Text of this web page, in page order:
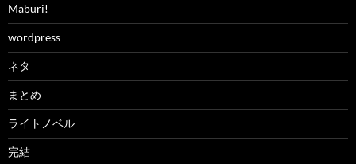
Maburi!
wordpress
ネタ
まとめ
ライトノベル
完結